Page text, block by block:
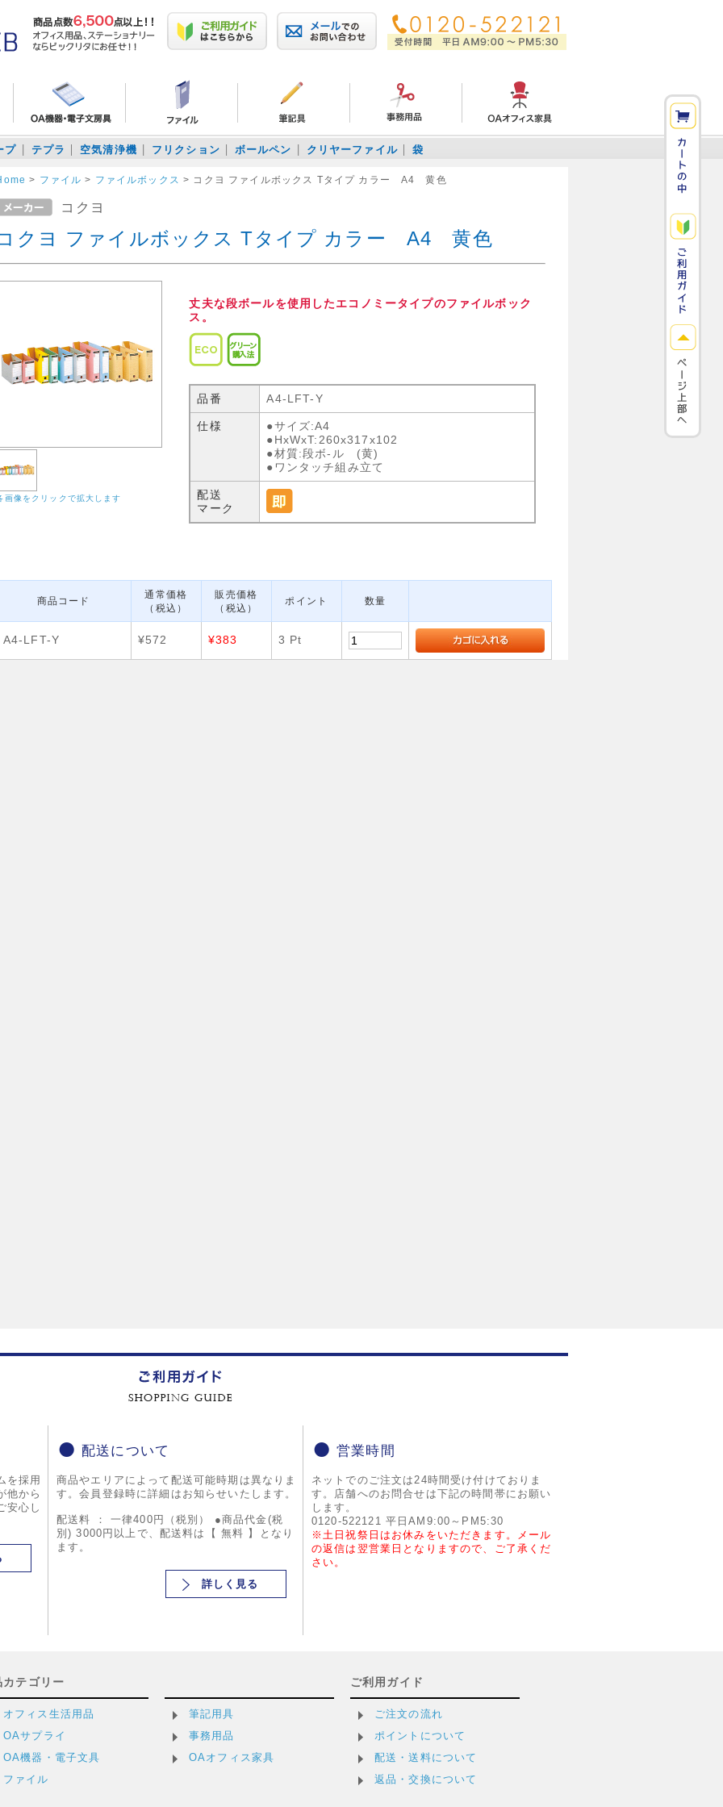
プ テプラ 空気清浄機 フリクション ボールペン クリヤーファイル 袋
> ファイル > ファイルボックス > コクヨ ファイルボックス Tタイプ カラー A4 黄色
コクヨ
クヨ ファイルボックス Tタイプ カラー A4 黄色
画像をクリックで拡大します
丈夫な段ボールを使用したエコノミータイプのファイルボック
ス。
品番 A4-LFT-Y
仕様
●サイズ:A4
●HxWxT:260x317x102
●材質:段ボ-ル (黄)
●ワンタッチ組み立て
配送
マーク
商品コード
通常価格
（税込）
販売価格
（税込）
ポイント 数量
A4-LFT-Y ¥572 ¥383 3 Pt
を採用
他から
安心し
配送について
商品やエリアによって配送可能時期は異なりま
す。会員登録時に詳細はお知らせいたします。
配送料 ： 一律400円（税別） ●商品代金(税
別) 3000円以上で、配送料は【 無料 】となり
ます。
詳しく見る
営業時間
ネットでのご注文は24時間受け付けておりま
す。店舗へのお問合せは下記の時間帯にお願い
します。
0120-522121 平日AM9:00～PM5:30
※土日祝祭日はお休みをいただきます。メール
の返信は翌営業日となりますので、ご了承くだ
さい。
カテゴリー
オフィス生活用品
OAサプライ
OA機器・電子文具
ファイル
筆記用具
事務用品
OAオフィス家具
ご利用ガイド
ご注文の流れ
ポイントについて
配送・送料について
返品・交換について